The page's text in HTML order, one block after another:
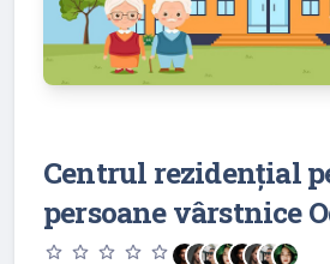
Centrul rezidențial
persoane vârstnice
star_outline star_outline star_outline star_outline star_outline